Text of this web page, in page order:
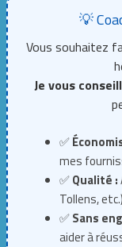
💡
Vous souhaitez
Je vous
✅
mes
✅Qualité :
Tollens,
✅Sans
aider à